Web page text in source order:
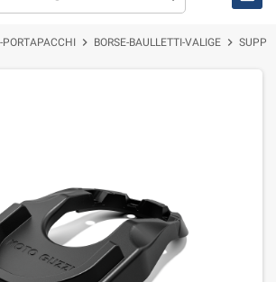
PORTAPACCHI chevron_right BORSE-BAULLETTI-VALIGE chevron_right